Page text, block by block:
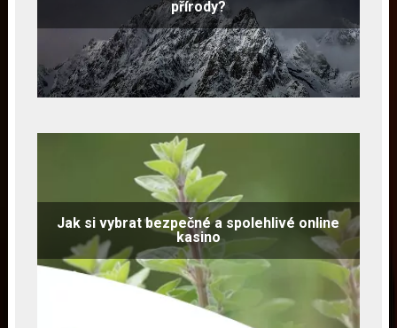
přírody?
Jak si vybrat bezpečné a spolehlivé online
kasino